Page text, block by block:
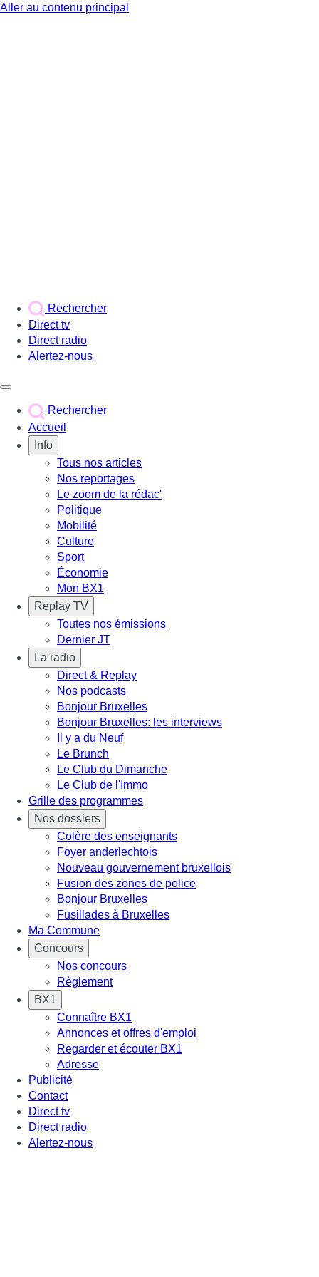
Aller au contenu principal
Rechercher
Direct tv
Direct radio
Alertez-nous
Rechercher
Accueil
Info
Tous nos articles
Nos reportages
Le zoom de la rédac'
Politique
Mobilité
Culture
Sport
Économie
Mon BX1
Replay TV
Toutes nos émissions
Dernier JT
La radio
Direct & Replay
Nos podcasts
Bonjour Bruxelles
Bonjour Bruxelles: les interviews
Il y a du Neuf
Le Brunch
Le Club du Dimanche
Le Club de l'Immo
Grille des programmes
Nos dossiers
Colère des enseignants
Foyer anderlechtois
Nouveau gouvernement bruxellois
Fusion des zones de police
Bonjour Bruxelles
Fusillades à Bruxelles
Ma Commune
Concours
Nos concours
Règlement
BX1
Connaître BX1
Annonces et offres d'emploi
Regarder et écouter BX1
Adresse
Publicité
Contact
Direct tv
Direct radio
Alertez-nous